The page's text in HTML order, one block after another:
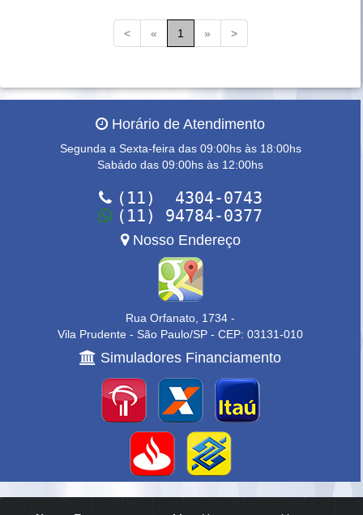
< « 1 » >
Horário de Atendimento
Segunda a Sexta-feira das 09:00hs às 18:00hs
Sabádo das 09:00hs às 12:00hs
(11) 4304-0743
(11) 94784-0377
Nosso Endereço
Rua Orfanato, 1734 -
Vila Prudente - São Paulo/SP - CEP: 03131-010
Simuladores Financiamento